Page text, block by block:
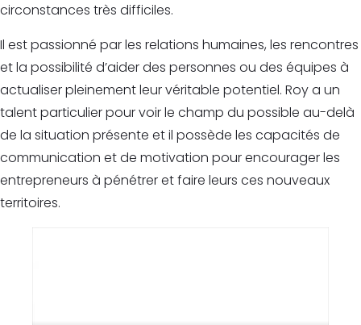
circonstances très difficiles.
Il est passionné par les relations humaines, les rencontres
et la possibilité d’aider des personnes ou des équipes à
actualiser pleinement leur véritable potentiel. Roy a un
talent particulier pour voir le champ du possible au-delà
de la situation présente et il possède les capacités de
communication et de motivation pour encourager les
entrepreneurs à pénétrer et faire leurs ces nouveaux
territoires.